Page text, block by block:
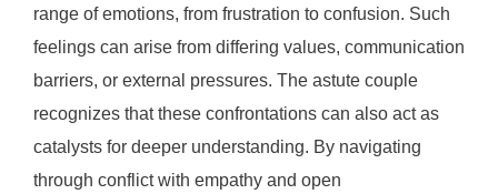
range of emotions, from frustration to confusion. Such
feelings can arise from differing values, communication
barriers, or external pressures. The astute couple
recognizes that these confrontations can also act as
catalysts for deeper understanding. By navigating
through conflict with empathy and open